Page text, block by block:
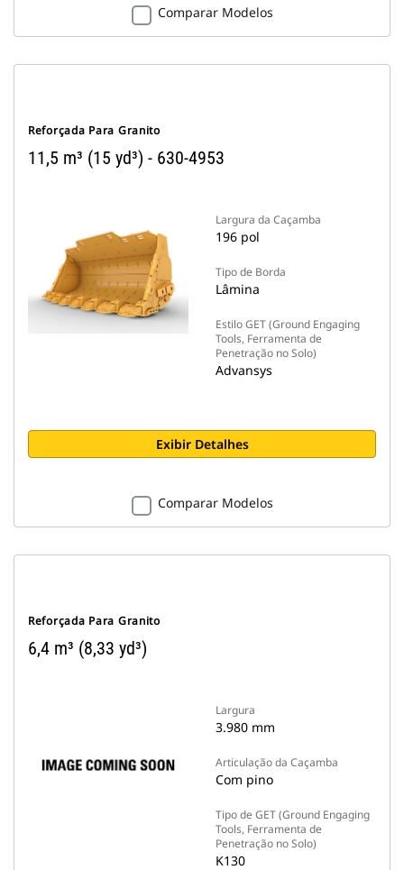
Comparar Modelos
Reforçada Para Granito
11,5 m³ (15 yd³) - 630-4953
Largura da Caçamba
196 pol
Tipo de Borda
Lâmina
Estilo GET (Ground Engaging
Tools, Ferramenta de
Penetração no Solo)
Advansys
Exibir Detalhes
Comparar Modelos
Reforçada Para Granito
6,4 m³ (8,33 yd³)
Largura
3.980 mm
Articulação da Caçamba
Com pino
Tipo de GET (Ground Engaging
Tools, Ferramenta de
Penetração no Solo)
K130